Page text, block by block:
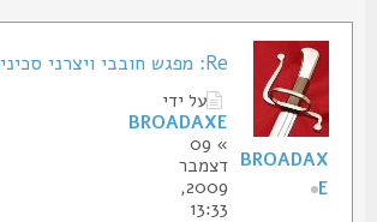
על ידי
BROADAXE
» 09
דצמבר
2009,
13:33
BROADAX